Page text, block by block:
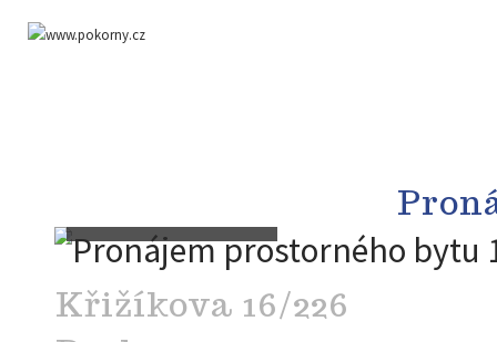
Křižíkova 16/226